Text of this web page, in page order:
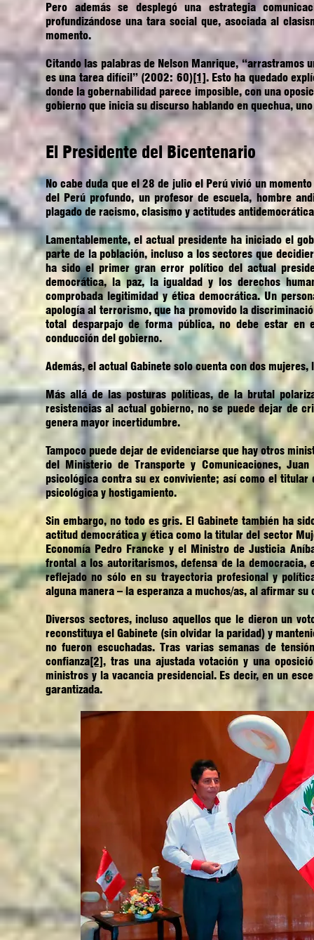
Pero además se desplegó una estrategia
profundizándose una tara social que, asociada al
momento.
Citando las palabras de Nelson Manrique,
es una tarea difícil” (2002: 60)[1]. Esto ha quedado
donde la gobernabilidad parece imposible, con una
gobierno que inicia su discurso hablando en quechua,
El Presidente del Bicentenario
No cabe duda que el 28 de julio el Perú vivió un
del Perú profundo, un profesor de escuela, hombre
plagado de racismo, clasismo y actitudes
Lamentablemente, el actual presidente ha iniciado el
parte de la población, incluso a los sectores que
ha sido el primer gran error político del actual
democrática, la paz, la igualdad y los derechos
comprobada legitimidad y ética democrática. Un
apología al terrorismo, que ha promovido la
total desparpajo de forma pública, no debe estar en
conducción del gobierno.
Además, el actual Gabinete solo cuenta con dos
Más allá de las posturas políticas, de la brutal
resistencias al actual gobierno, no se puede dejar de
genera mayor incertidumbre.
Tampoco puede dejar de evidenciarse que hay otros
del Ministerio de Transporte y Comunicaciones,
psicológica contra su ex conviviente; así como el
psicológica y hostigamiento.
Sin embargo, no todo es gris. El Gabinete también ha
actitud democrática y ética como la titular del sector
Economía Pedro Francke y el Ministro de Justicia
frontal a los autoritarismos, defensa de la democracia,
reflejado no sólo en su trayectoria profesional y
alguna manera – la esperanza a muchos/as, al afirmar
Diversos sectores, incluso aquellos que le dieron un
reconstituya el Gabinete (sin olvidar la paridad) y
no fueron escuchadas. Tras varias semanas de
confianza[2], tras una ajustada votación y una
ministros y la vacancia presidencial. Es decir, en un
garantizada.